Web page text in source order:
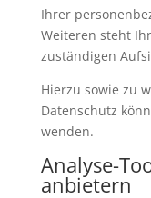
Ihrer
Weiteren steht
zuständigen
Hierzu sowie zu
Datenschutz
wenden.
Analyse-
anbietern